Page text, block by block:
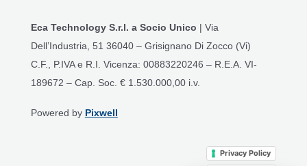
Eca Technology S.r.l. a Socio Unico | Via
Dell’Industria, 51 36040 – Grisignano Di Zocco (Vi)
C.F., P.IVA e R.I. Vicenza: 00883220246 – R.E.A. VI-
189672 – Cap. Soc. € 1.530.000,00 i.v.
Powered by Pixwell
Privacy Policy